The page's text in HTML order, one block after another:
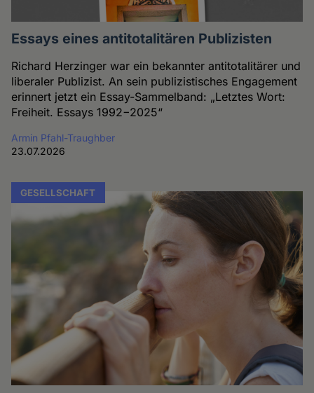
Essays eines antitotalitären Publizisten
Richard Herzinger war ein bekannter antitotalitärer und
liberaler Publizist. An sein publizistisches Engagement
erinnert jetzt ein Essay-Sammelband: „Letztes Wort:
Freiheit. Essays 1992−2025“
Armin Pfahl-Traughber
23.07.2026
GESELLSCHAFT